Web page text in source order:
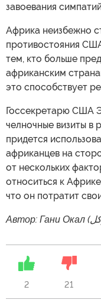
завоевания
Африка неизбежно
противостояния
тем, кто больше
африканским
это способствует
Госсекретарю США
челночные визиты в
придется
африканцев на
от нескольких
относиться к
что он потратит
2 21